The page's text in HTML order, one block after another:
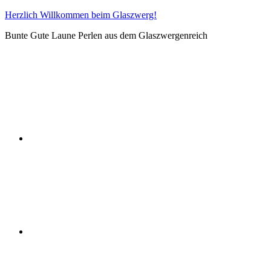
Zum
springen
Herzlich Willkommen beim Glaszwerg!
Bunte Gute Laune Perlen aus dem Glaszwergenreich